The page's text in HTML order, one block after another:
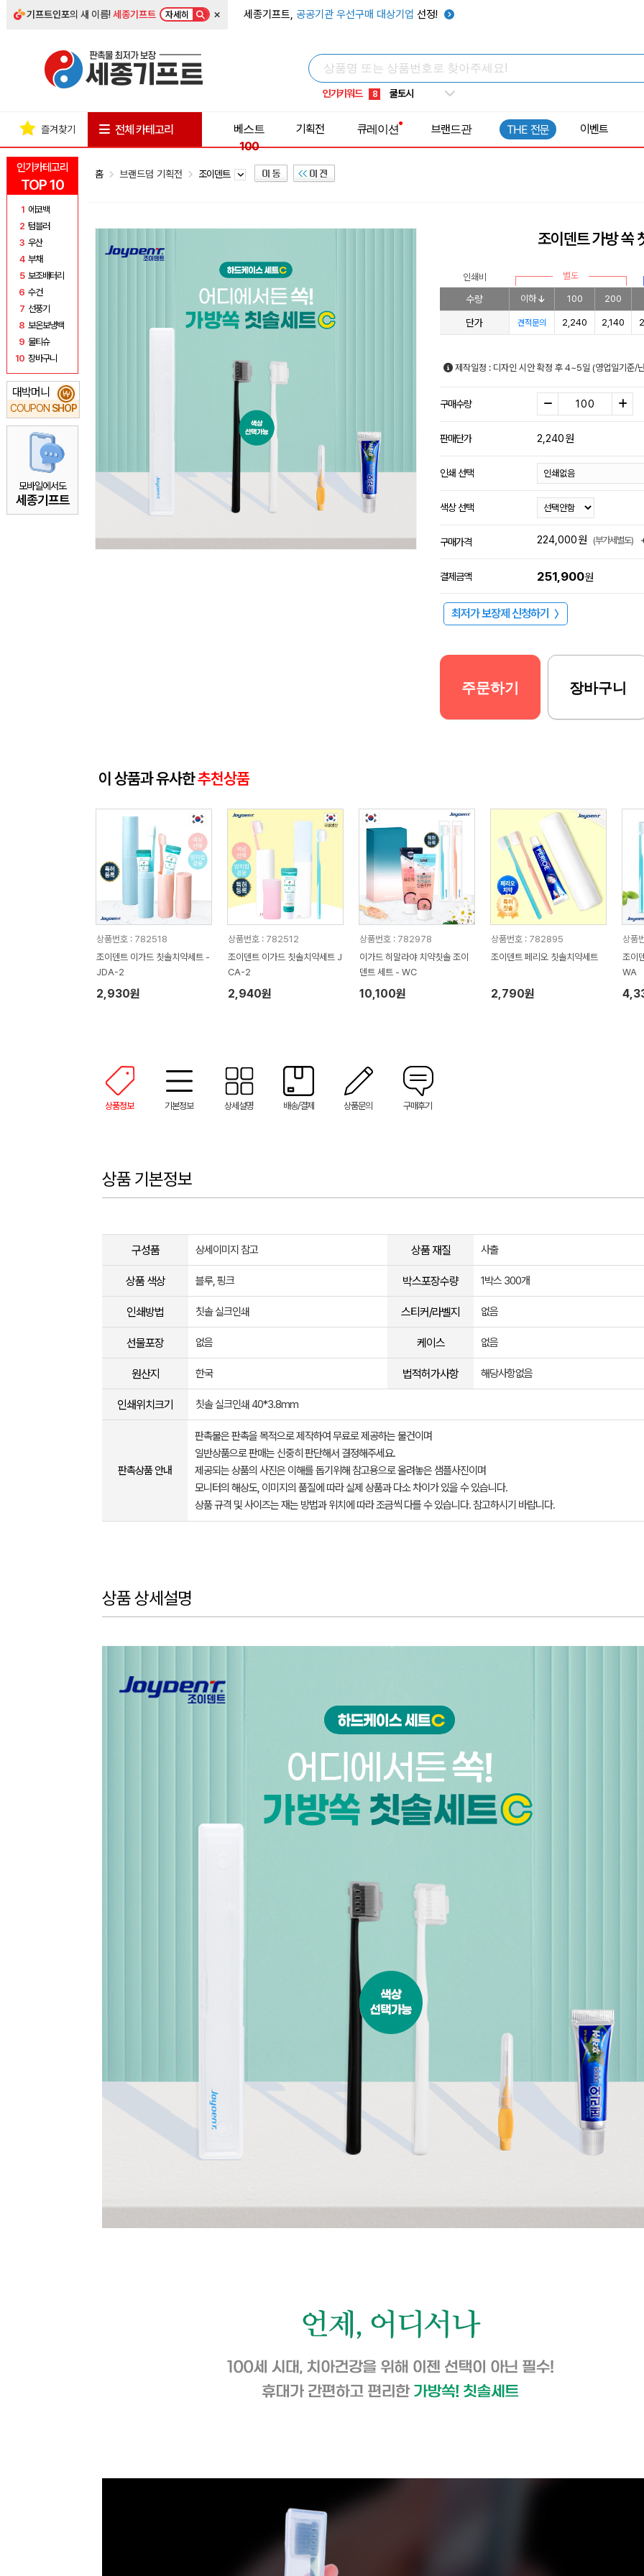
기프트인포의 새 이름!세종기프트 자세히 × 세종기프트, 공공기관 우선구매 대상기업 선정!
인기키워드
5 키캡
8 쿨토시
9 넥쿨러
1 선풍기
인기카테고리
TOP 10
1 에코백
2 텀블러
3 우산
4 부채
5 보조배터리
6 수건
7 선풍기
8 보온보냉백
9 물티슈
10 장바구니
대박머니
COUPON SHOP
₩
모바일에서도
세종기프트
즐겨찾기 전체 카테고리
베스트
100
기획전 큐레이션 브랜드관 THE 전문 이벤트
홈 브랜드덤 기획전 조이덴트
조이덴트 가방 쏙
인쇄비 별도
수량 이하 100 200
단가 견적문의 2,240 2,140
제작일정 : 디자인 시안 확정 후 4~5일 (영업일기준/
구매수량
판매단가 2,240원
인쇄 선택
색상 선택
구매가격 224,000원 (부가세별도)
결제금액 251,900원
최저가 보장제 신청하기 〉
주문하기 장바구니
이 상품과 유사한추천상품
상품번호 : 782518
조이덴트 이가드 칫솔치약세트 -
JDA-2
2,930원
상품번호 : 782512
조이덴트 이가드 칫솔치약세트 J
CA-2
2,940원
상품번호 : 782978
이가드 히말라야 치약칫솔 조이
덴트 세트 - WC
10,100원
상품번호 : 782895
조이덴트 페리오 칫솔치약세트
2,790원
상품
조이
WA
상품정보 기본정보 상세설명 배송/결제 상품문의 구매후기
상품 기본정보
구성품 상세이미지 참고 상품 재질 사출
상품 색상 블루, 핑크 박스포장수량 1박스 300개
인쇄방법 칫솔 실크인쇄 스티커/라벨지 없음
선물포장 없음 케이스 없음
원산지 한국 법적허가사항 해당사항없음
인쇄위치크기 칫솔 실크인쇄 40*3.8mm
판촉상품 안내
판촉물은 판촉을 목적으로 제작하여 무료로 제공하는 물건이며
일반상품으로 판매는 신중히 판단해서 결정해주세요.
제공되는 상품의 사진은 이해를 돕기위해 참고용으로 올려놓은 샘플사진이며
모니터의 해상도, 이미지의 품질에 따라 실제 상품과 다소 차이가 있을 수 있습니다.
상품 규격 및 사이즈는 재는 방법과 위치에 따라 조금씩 다를 수 있습니다. 참고하시기 바랍니다.
상품 상세설명